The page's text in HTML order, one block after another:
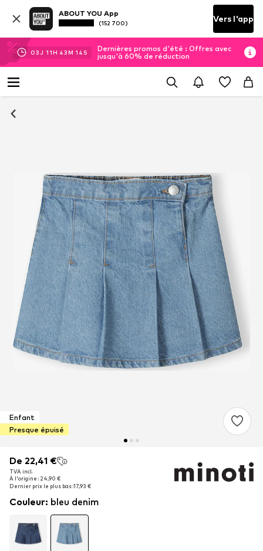
ABOUT YOU App
(152 700) Vers l'app
03J 11H 43M 14 S
Dernières promos d'été : Offres avec
jusqu'à 60% de réduction
Enfant
Presque épuisé
De 22,41 €
TVA incl.
À l'origine : 24,90 €
Dernier prix le plus bas :17,93 €
De 22,41 €
TVA incl.
À l'origine : 24,90 €
Dernier prix le plus bas :17,93 €
De 22,41 €
TVA incl.
À l'origine : 24,90 €
Dernier prix le plus bas :17,93 €
Couleur: bleu denim